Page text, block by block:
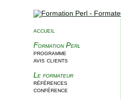
accueil
Formation Perl
programme
avis clients
Le formateur
références
conférence